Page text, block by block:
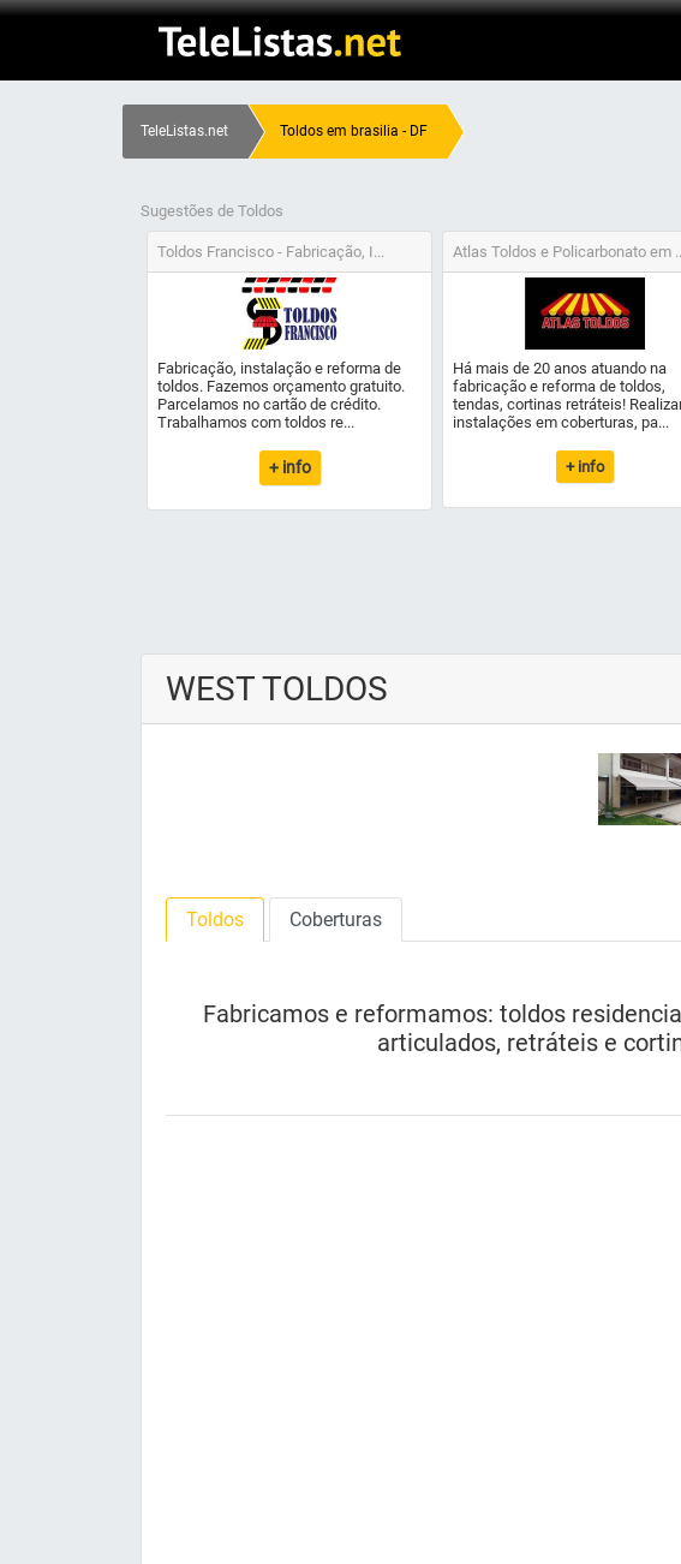
TeleListas.net Toldos em brasilia - DF
Sugestões de Toldos
Toldos Francisco - Fabricação, I...
Fabricação, instalação e reforma de
toldos. Fazemos orçamento gratuito.
Parcelamos no cartão de crédito.
Trabalhamos com toldos re...
+ info
Atlas Toldos e Policarbonato em
Há mais de 20 anos atuando na
fabricação e reforma de toldos,
tendas, cortinas retráteis!
instalações em coberturas, pa...
+ info
WEST TOLDOS
Toldos Coberturas
Fabricamos e reformamos: toldos
articulados, retráteis e